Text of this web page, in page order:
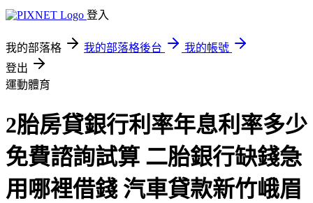
登入
我的部落格 我的部落格後台
我的帳號
登出
運動體育
2胎房貸銀行利率年息利率多少
免費諮詢試算 二胎銀行缺錢急
用哪裡借錢 汽車貸款新竹峨眉